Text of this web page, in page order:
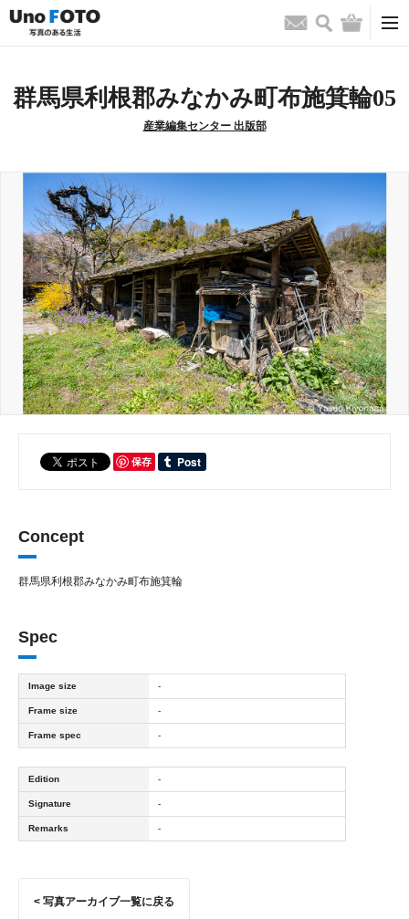
お問い合わせ
検索 バッグ
群馬県利根郡みなかみ町布施箕輪05
産業編集センター 出版部
保存
Concept
群馬県利根郡みなかみ町布施箕輪
Spec
Image size -
Frame size -
Frame spec -
Edition -
Signature -
Remarks -
< 写真アーカイブ一覧に戻る